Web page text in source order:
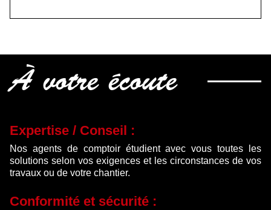
À votre écoute
Expertise / Conseil :
Nos agents de comptoir étudient avec vous toutes les
solutions selon vos exigences et les circonstances de vos
travaux ou de votre chantier.
Conformité et sécurité :